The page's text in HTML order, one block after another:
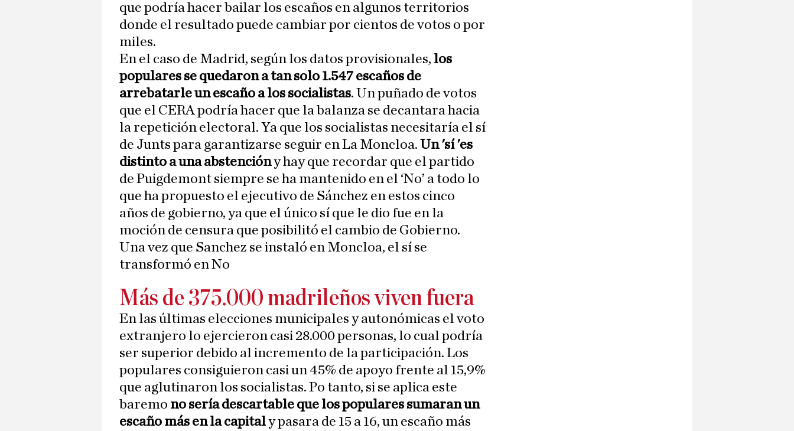
que podría hacer bailar los escaños en algunos territorios
donde el resultado puede cambiar por cientos de votos o por
miles.
En el caso de Madrid, según los datos provisionales, los
populares se quedaron a tan solo 1.547 escaños de
arrebatarle un escaño a los socialistas. Un puñado de votos
que el CERA podría hacer que la balanza se decantara hacia
la repetición electoral. Ya que los socialistas necesitaría el sí
de Junts para garantizarse seguir en La Moncloa. Un 'sí 'es
distinto a una abstencióny hay que recordar que el partido
de Puigdemont siempre se ha mantenido en el ‘No’ a todo lo
que ha propuesto el ejecutivo de Sánchez en estos cinco
años de gobierno, ya que el único sí que le dio fue en la
moción de censura que posibilitó el cambio de Gobierno.
Una vez que Sanchez se instaló en Moncloa, el sí se
transformó en No
Más de 375.000 madrileños viven fuera
En las últimas elecciones municipales y autonómicas el voto
extranjero lo ejercieron casi 28.000 personas, lo cual podría
ser superior debido al incremento de la participación. Los
populares consiguieron casi un 45% de apoyo frente al 15,9%
que aglutinaron los socialistas. Po tanto, si se aplica este
baremo no sería descartable que los populares sumaran un
escaño más en la capitaly pasara de 15 a 16, un escaño más